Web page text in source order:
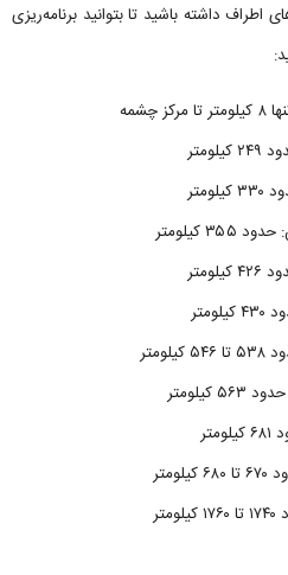
داشته باشید تا بتوانید برنامه‌ریزی
کیلومتر